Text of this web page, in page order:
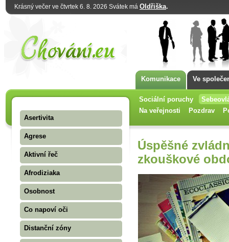
Krásný večer ve čtvrtek 6. 8. 2026 Svátek má Oldřiška.
Komunikace Ve
Sociální poruchy
Na veřejnosti
Pozdrav
Asertivita
Agrese
Aktivní řeč
Afrodiziaka
Osobnost
Co napoví oči
Distanční zóny
Úspěšné
zkouškové